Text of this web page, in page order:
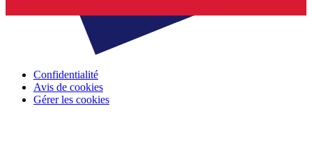
Confidentialité
Avis de cookies
Gérer les cookies